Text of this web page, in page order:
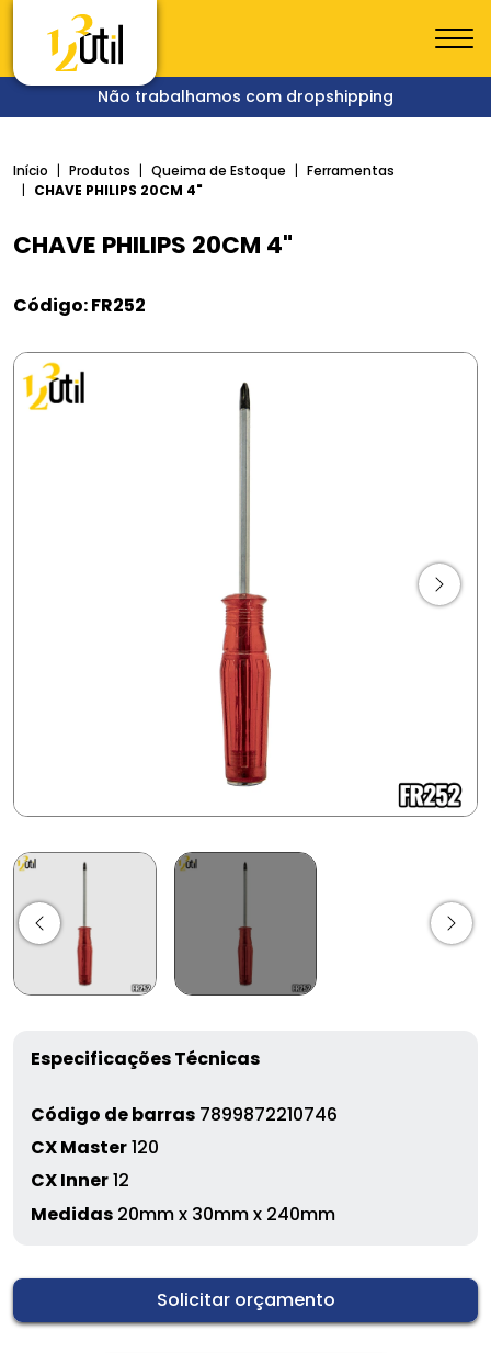
Não trabalhamos com dropshipping
Início Produtos Queima de Estoque
Ferramentas
CHAVE PHILIPS 20CM 4"
CHAVE PHILIPS 20CM 4"
Código: FR252
Especificações Técnicas
Código de barras 7899872210746
CX Master120
CX Inner12
Medidas 20mm x 30mm x 240mm
Solicitar orçamento